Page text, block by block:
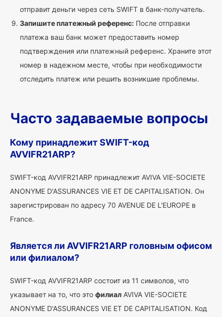
отправит деньги через сеть SWIFT в банк-получатель.
Запишите платежный референс: После отправки
платежа ваш банк может предоставить номер
подтверждения или платежный референс. Храните этот
номер в надежном месте, чтобы при необходимости
отследить платеж или решить возникшие проблемы.
Часто задаваемые вопросы
Кому принадлежит SWIFT-код
AVVIFR21ARP?
SWIFT-код AVVIFR21ARP принадлежит AVIVA VIE-SOCIETE
ANONYME D'ASSURANCES VIE ET DE CAPITALISATION. Он
зарегистрирован по адресу 70 AVENUE DE L'EUROPE в
France.
Является ли AVVIFR21ARP головным офисом
или филиалом?
SWIFT-код AVVIFR21ARP состоит из 11 символов, что
указывает на то, что это филиал AVIVA VIE-SOCIETE
ANONYME D'ASSURANCES VIE ET DE CAPITALISATION. Код